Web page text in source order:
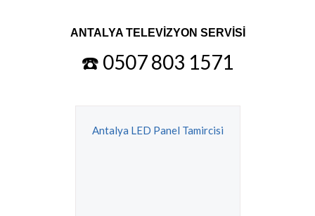
ANTALYA TELEVİZYON SERVİSİ
☎️ 0507 803 1571
Antalya LED Panel Tamircisi